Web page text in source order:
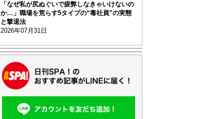
「なぜ私が尻ぬぐいで疲弊しなきゃいけないの
か…」職場を荒らす5タイプの“毒社員”の実態
と撃退法
2026年07月31日